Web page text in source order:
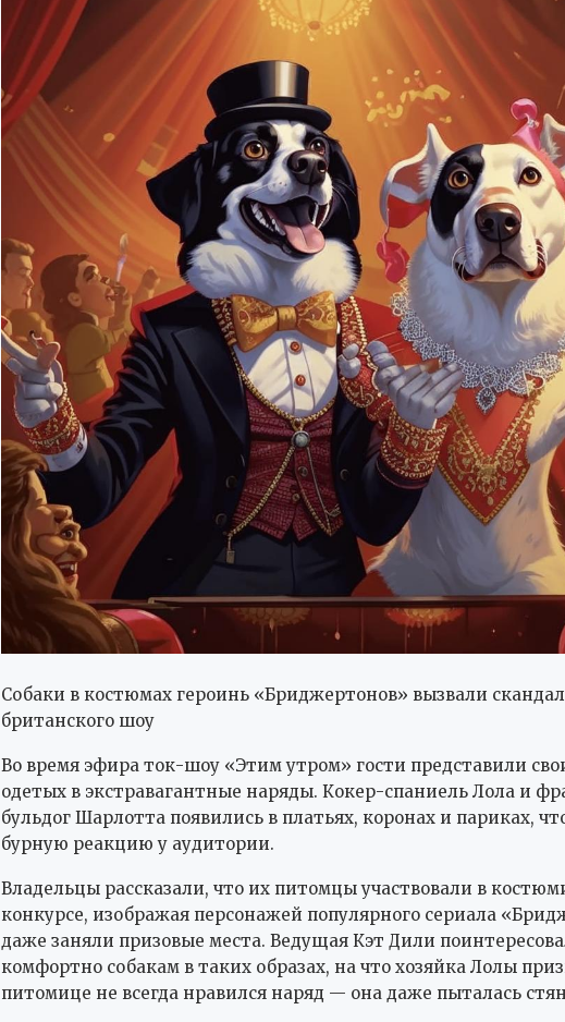
Собаки в костюмах героинь «Бриджертонов» вызвали
британского шоу
Во время эфира ток-шоу «Этим утром» гости представили
одетых в экстравагантные наряды. Кокер-спаниель Лола и
бульдог Шарлотта появились в платьях, коронах и париках,
бурную реакцию у аудитории.
Владельцы рассказали, что их питомцы участвовали в
конкурсе, изображая персонажей популярного сериала
даже заняли призовые места. Ведущая Кэт Дили
комфортно собакам в таких образах, на что хозяйка Лолы
питомице не всегда нравился наряд — она даже пыталась